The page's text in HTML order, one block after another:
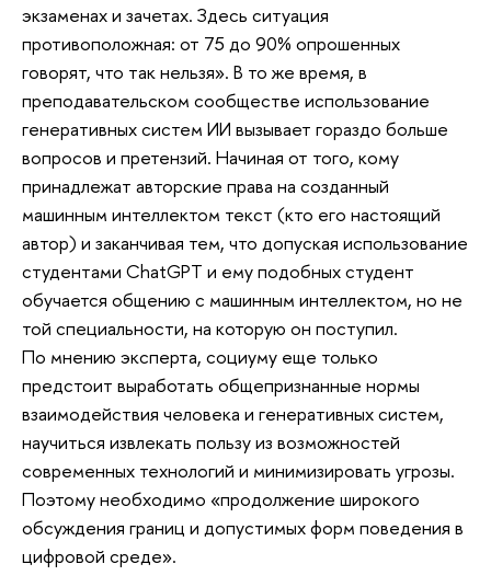
экзаменах и зачетах. Здесь ситуация
противоположная: от 75 до 90% опрошенных
говорят, что так нельзя». В то же время, в
преподавательском сообществе использование
генеративных систем ИИ вызывает гораздо больше
вопросов и претензий. Начиная от того, кому
принадлежат авторские права на созданный
машинным интеллектом текст (кто его настоящий
автор) и заканчивая тем, что допуская использование
студентами ChatGPT и ему подобных студент
обучается общению с машинным интеллектом, но не
той специальности, на которую он поступил.
По мнению эксперта, социуму еще только
предстоит выработать общепризнанные нормы
взаимодействия человека и генеративных систем,
научиться извлекать пользу из возможностей
современных технологий и минимизировать угрозы.
Поэтому необходимо «продолжение широкого
обсуждения границ и допустимых форм поведения в
цифровой среде».